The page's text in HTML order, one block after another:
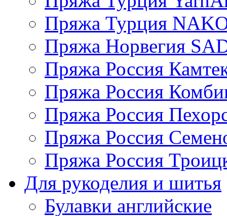
Пряжа Турция
Пряжа Норвегия
Пряжа Россия
Пряжа Россия
Пряжа Россия
Пряжа Россия
Пряжа Россия
Для рукоделия и шитья
Булавки английские